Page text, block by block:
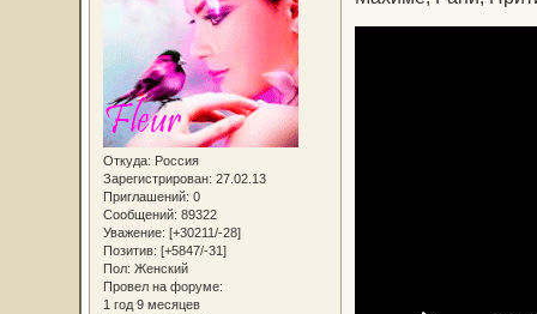
Откуда: Россия
Зарегистрирован: 27.02.13
Приглашений: 0
Сообщений: 89322
Уважение: [+30211/-28]
Позитив: [+5847/-31]
Пол: Женский
Провел на форуме:
1 год 9 месяцев